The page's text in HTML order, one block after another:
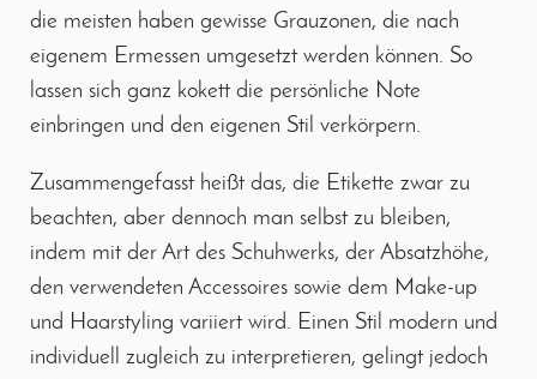
die meisten haben gewisse Grauzonen, die nach
eigenem Ermessen umgesetzt werden können. So
lassen sich ganz kokett die persönliche Note
einbringen und den eigenen Stil verkörpern.
Zusammengefasst heißt das, die Etikette zwar zu
beachten, aber dennoch man selbst zu bleiben,
indem mit der Art des Schuhwerks, der Absatzhöhe,
den verwendeten Accessoires sowie dem Make-up
und Haarstyling variiert wird. Einen Stil modern und
individuell zugleich zu interpretieren, gelingt jedoch